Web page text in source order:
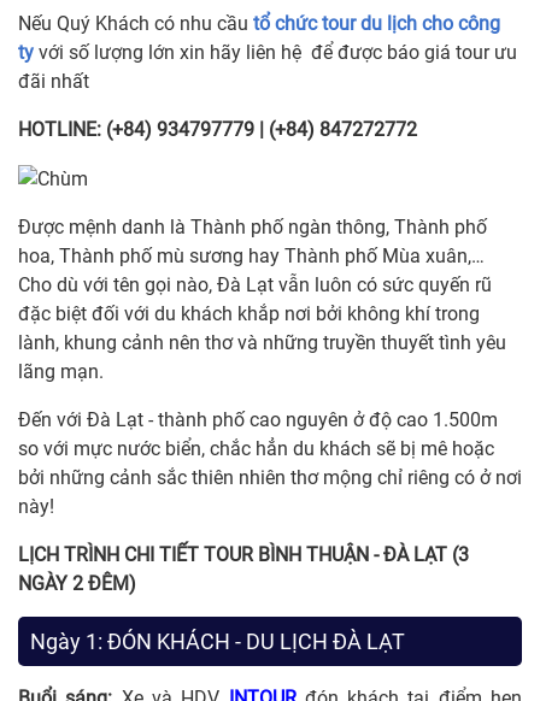
Nếu Quý Khách có nhu cầu tổ chức tour du lịch cho công
ty với số lượng lớn xin hãy liên hệ để được báo giá tour ưu
đãi nhất
HOTLINE: (+84) 934797779 | (+84) 847272772
Được mệnh danh là Thành phố ngàn thông, Thành phố
hoa, Thành phố mù sương hay Thành phố Mùa xuân,…
Cho dù với tên gọi nào, Đà Lạt vẫn luôn có sức quyến rũ
đặc biệt đối với du khách khắp nơi bởi không khí trong
lành, khung cảnh nên thơ và những truyền thuyết tình yêu
lãng mạn.
Đến với Đà Lạt - thành phố cao nguyên ở độ cao 1.500m
so với mực nước biển, chắc hẳn du khách sẽ bị mê hoặc
bởi những cảnh sắc thiên nhiên thơ mộng chỉ riêng có ở nơi
này!
LỊCH TRÌNH CHI TIẾT TOUR BÌNH THUẬN - ĐÀ LẠT (3
NGÀY 2 ĐÊM)
Ngày 1: ĐÓN KHÁCH - DU LỊCH ĐÀ LẠT